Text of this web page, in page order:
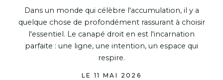
Dans un monde qui célèbre l'accumulation, il y a
quelque chose de profondément rassurant à choisir
l'essentiel. Le canapé droit en est l'incarnation
parfaite : une ligne, une intention, un espace qui
respire.
LE 11 MAI 2026